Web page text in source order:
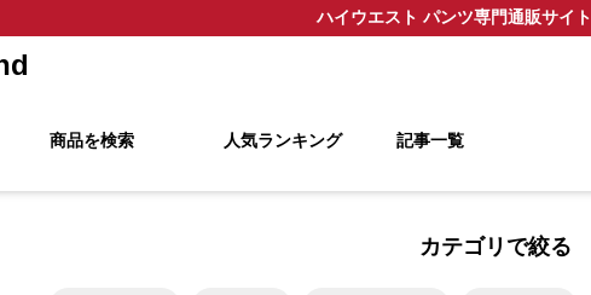
ハイウエスト パンツ専門通販サイト
商品を検索 人気ランキング 記事一覧
カテゴリで絞る